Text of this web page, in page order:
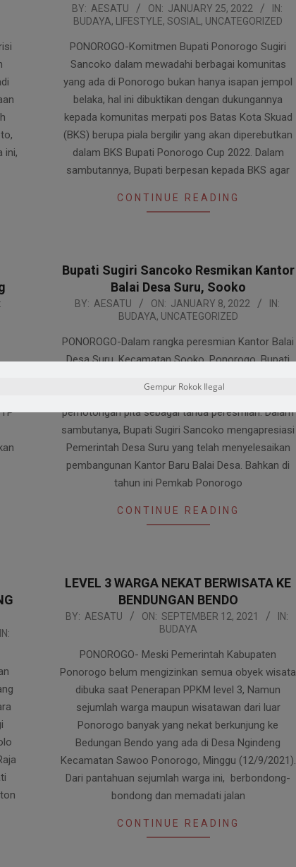
ini,
2022-
01-
BY: AESATU ON: JANUARY 25, 2022
IN:
BUDAYA, LIFESTYLE, SOSIAL , UNCATEGORIZED
PONOROGO-Komitmen Bupati Ponorogo Sugiri
Sancoko dalam mewadahi berbagai komunitas
yang ada di Ponorogo bukan hanya isapan jempol
belaka, hal ini dibuktikan dengan dukungannya
kepada komunitas merpati pos Batas Kota Skuad
(BKS) berupa piala bergilir yang akan diperebutkan
dalam BKS Bupati Ponorogo Cup 2022. Dalam
sambutannya, Bupati berpesan kepada BKS agar
CONTINUE READING
Bupati Sugiri Sancoko Resmikan Kantor
Balai Desa Suru, Sooko
2022-
08
BY: AESATU ON: JANUARY 8, 2022
IN:
BUDAYA, UNCATEGORIZED
PONOROGO-Dalam rangka peresmian Kantor Balai
Desa Suru, Kecamatan Sooko, Ponorogo. Bupati
Sabtu malam (8/1/2022) langsung melakukan
pemotongan pita sebagai tanda peresmian. Dalam
sambutanya, Bupati Sugiri Sancoko mengapresiasi
Pemerintah Desa Suru yang telah menyelesaikan
pembangunan Kantor Baru Balai Desa. Bahkan di
tahun ini Pemkab Ponorogo
CONTINUE READING
IN:
LEVEL 3 WARGA NEKAT BERWISATA KE
BENDUNGAN BENDO
2021-
BY: AESATU ON: SEPTEMBER 12, 2021
IN:
BUDAYA
PONOROGO- Meski Pemerintah Kabupaten
Ponorogo belum mengizinkan semua obyek wisata
dibuka saat Penerapan PPKM level 3, Namun
sejumlah warga maupun wisatawan dari luar
Ponorogo banyak yang nekat berkunjung ke
Bedungan Bendo yang ada di Desa Ngindeng
Kecamatan Sawoo Ponorogo, Minggu (12/9/2021).
Dari pantahuan sejumlah warga ini, berbondong-
bondong dan memadati jalan
CONTINUE READING
Gempur Rokok Ilegal